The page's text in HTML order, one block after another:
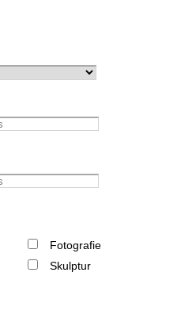
Fotografie
Skulptur